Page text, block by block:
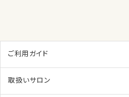
ご利用ガイド
取扱いサロン